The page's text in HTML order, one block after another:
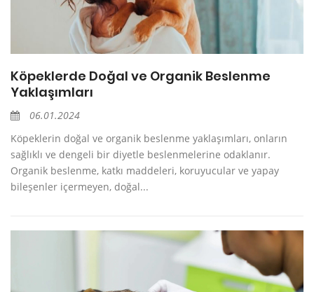
Köpeklerde Doğal ve Organik Beslenme
Yaklaşımları
06.01.2024
Köpeklerin doğal ve organik beslenme yaklaşımları, onların
sağlıklı ve dengeli bir diyetle beslenmelerine odaklanır.
Organik beslenme, katkı maddeleri, koruyucular ve yapay
bileşenler içermeyen, doğal...